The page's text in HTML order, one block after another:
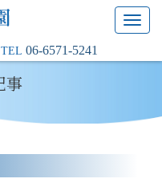
TEL 06-6571-5241
事